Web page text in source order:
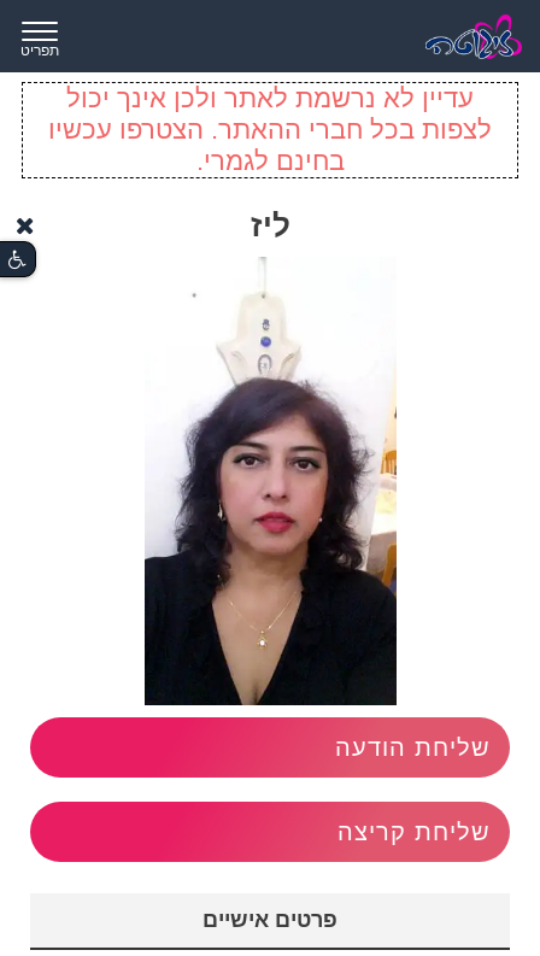
תפריט
עדיין לא נרשמת לאתר ולכן אינך יכול
לצפות בכל חברי ההאתר. הצטרפו עכשיו
בחינם לגמרי.
ליז
שליחת הודעה
שליחת קריצה
פרטים אישיים